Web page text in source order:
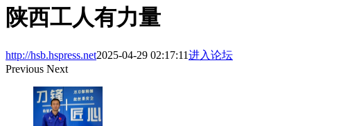
陕西工人有力量
http://hsb.hspress.net2025-04-29 02:17:11进入论坛
Previous Next